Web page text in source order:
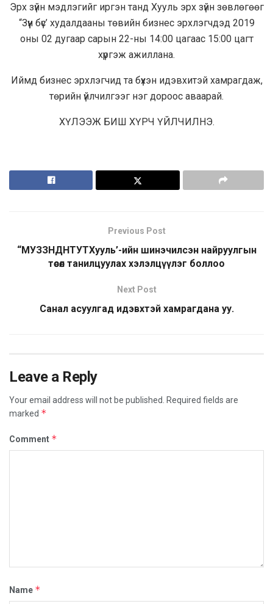
Эрх зүйн мэдлэгийг иргэн танд Хууль эрх зүйн зөвлөгөөг
“Зүүн бүс’ худалдааны төвийн бизнес эрхлэгчдэд 2019
оны 02 дугаар сарын 22-ны 14:00 цагаас 15:00 цагт
хүргэж ажиллана.
Иймд бизнес эрхлэгчид та бүхэн идэвхитэй хамрагдаж,
төрийн үйлчилгээг нэг дороос аваарай.
ХҮЛЭЭЖ БИШ ХҮРЧ ҮЙЛЧИЛНЭ.
Previous Post
“МУЗЗНДНТУТХууль’-ийн шинэчилсэн найруулгын
төсөл танилцуулах хэлэлцүүлэг боллоо
Next Post
Санал асуулгад идэвхтэй хамрагдана уу.
Leave a Reply
Your email address will not be published.
Required fields are
marked *
Comment *
Name *